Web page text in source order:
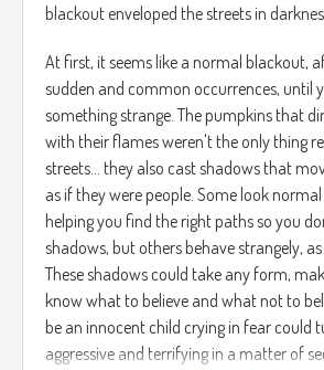
blackout enveloped the streets in
At first, it seems like a normal blackout,
sudden and common occurrences, until
something strange. The pumpkins that
with their flames weren't the only thing
streets... they also cast shadows that
as if they were people. Some look
helping you find the right paths so you
shadows, but others behave strangely,
These shadows could take any form,
know what to believe and what not to
be an innocent child crying in fear could
aggressive and terrifying in a matter of